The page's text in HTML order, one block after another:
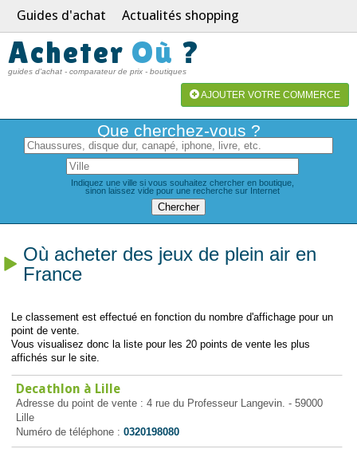
Guides d'achat Actualités shopping
Acheter Où ?
guides d'achat - comparateur de prix - boutiques
AJOUTER VOTRE COMMERCE
Que cherchez-vous ?
Indiquez une ville si vous souhaitez chercher en boutique,
sinon laissez vide pour une recherche sur Internet
Où acheter des jeux de plein air en
France
Le classement est effectué en fonction du nombre d'affichage pour un
point de vente.
Vous visualisez donc la liste pour les 20 points de vente les plus
affichés sur le site.
Decathlon à Lille
Adresse du point de vente : 4 rue du Professeur Langevin. - 59000
Lille
Numéro de téléphone : 0320198080